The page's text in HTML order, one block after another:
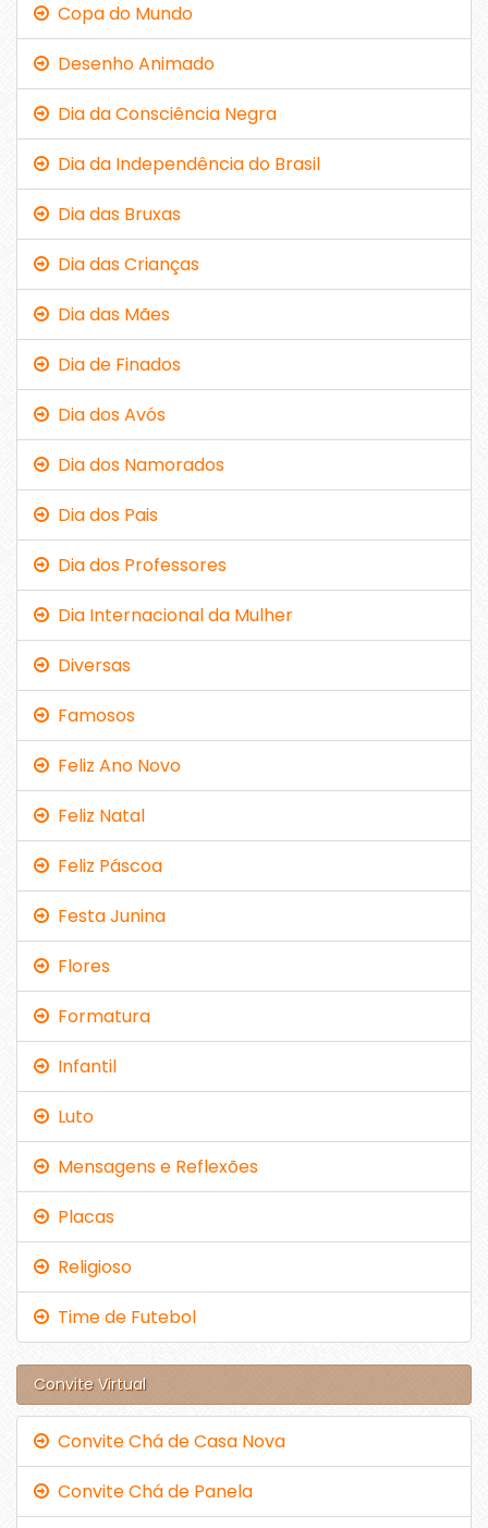
Copa do Mundo
Desenho Animado
Dia da Consciência Negra
Dia da Independência do Brasil
Dia das Bruxas
Dia das Crianças
Dia das Mães
Dia de Finados
Dia dos Avós
Dia dos Namorados
Dia dos Pais
Dia dos Professores
Dia Internacional da Mulher
Diversas
Famosos
Feliz Ano Novo
Feliz Natal
Feliz Páscoa
Festa Junina
Flores
Formatura
Infantil
Luto
Mensagens e Reflexões
Placas
Religioso
Time de Futebol
Convite Virtual
Convite Chá de Casa Nova
Convite Chá de Panela